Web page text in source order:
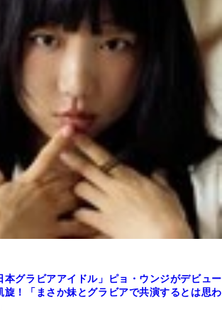
本グラビアアイドル」ピョ・ウンジがデビュー
旋！「まさか妹とグラビアで共演するとは思わ